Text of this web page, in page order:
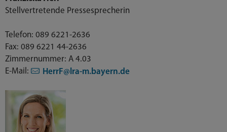
Stellvertretende Pressesprecherin
Telefon: 089 6221-2636
Fax: 089 6221 44-2636
Zimmernummer: A 4.03
E-Mail:
HerrF@lra-m.bayern.de